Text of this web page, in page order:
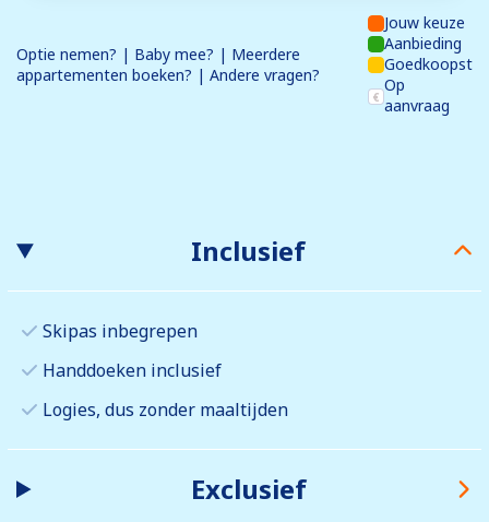
Optie nemen? | Baby mee? | Meerdere
appartementen boeken? | Andere vragen?
Jouw keuze
Aanbieding
Goedkoopst
Op
aanvraag
Inclusief
Skipas inbegrepen
Handdoeken inclusief
Logies, dus zonder maaltijden
Exclusief